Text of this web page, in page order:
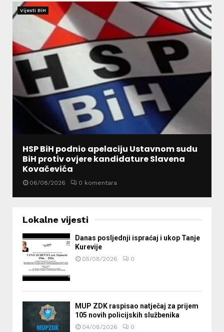
Vijesti BiH
HSP BiH podnio apelaciju Ustavnom sudu
BiH protiv ovjere kandidature Slavena
Kovačevića
06/08/2026 0 komentara
Lokalne vijesti
Danas posljednji ispraćaj i ukop Tanje
Kurevije
05/08/2026 0
MUP ZDK raspisao natječaj za prijem
105 novih policijskih službenika
04/08/2026 0